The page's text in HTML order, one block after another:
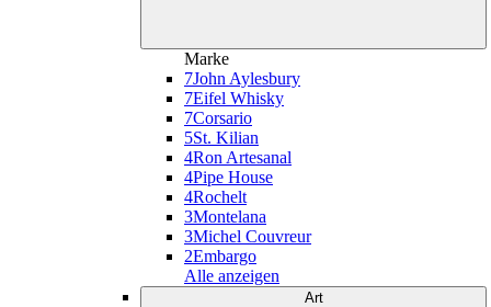
Marke
7John Aylesbury
7Eifel Whisky
7Corsario
5St. Kilian
4Ron Artesanal
4Pipe House
4Rochelt
3Montelana
3Michel Couvreur
2Embargo
Alle anzeigen
Art